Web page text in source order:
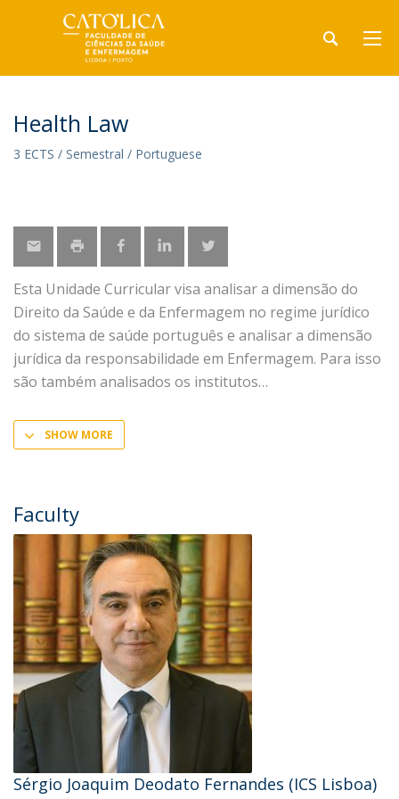
Health Law
3 ECTS / Semestral / Portuguese
Esta Unidade Curricular visa analisar a dimensão do
Direito da Saúde e da Enfermagem no regime jurídico
do sistema de saúde português e analisar a dimensão
jurídica da responsabilidade em Enfermagem. Para isso
são também analisados os institutos
SHOW MORE
Faculty
Sérgio Joaquim Deodato Fernandes (ICS Lisboa)